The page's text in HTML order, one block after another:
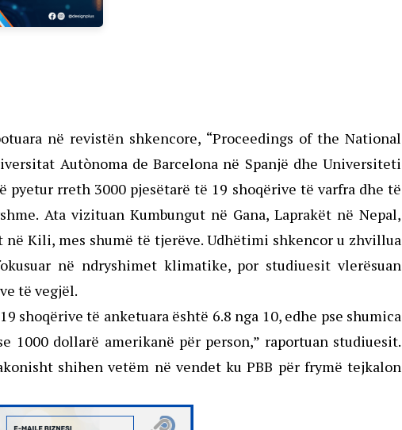
në revistën shkencore, “Proceedings of the National
Autònoma de Barcelona në Spanjë dhe Universiteti
pyetur rreth 3000 pjesëtarë të 19 shoqërive të varfra dhe të
Ata vizituan Kumbungut në Gana, Laprakët në Nepal,
në Kili, mes shumë të tjerëve. Udhëtimi shkencor u zhvillua
në ndryshimet klimatike, por studiuesit vlerësuan
të vegjël.
shoqërive të anketuara është 6.8 nga 10, edhe pse shumica
1000 dollarë amerikanë për person,” raportuan studiuesit.
shihen vetëm në vendet ku PBB për frymë tejkalon